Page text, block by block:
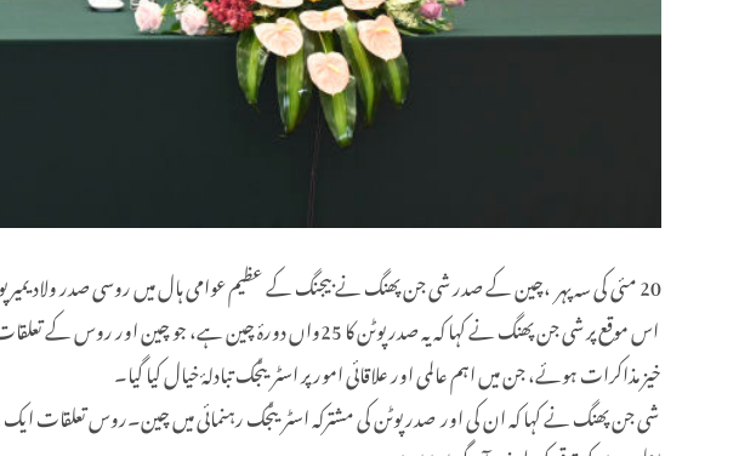
20 مئی کی سہ پہر ،چین کے صدر شی جن پھنگ نے بیجنگ کے عظیم عوامی ہال میں روسی صدر ولادیمیر پوٹن کے ساتھ مذاکرات کے بعد مشترکہ طور پر صحافیوں سے ملاقات کی۔
اس موقع پر شی جن پھنگ نے کہا کہ یہ صدر پوٹن کا 25واں
خیز مذاکرات ہوئے، جن میں اہم عالمی اور علاقائی امور پر اسٹریٹجک تبادلۂ خیال کیا گیا۔
شی جن پھنگ نے کہا کہ ان کی اور صدر پوٹن کی مشترکہ اسٹریٹجک رہنمائی میں چین۔روس تعلقات ایک